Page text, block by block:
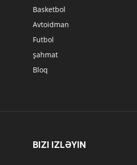
Basketbol
Avtoidman
Futbol
şahmat
Bloq
BIZI IZLƏYIN